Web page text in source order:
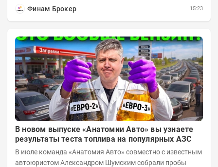
Финам Брокер
15:23
В новом выпуске «Анатомии Авто» вы узнаете
результаты теста топлива на популярных АЗС
В июле команда «Анатомия Авто» совместно с известным
автоюристом Александром Шумским собрали пробы